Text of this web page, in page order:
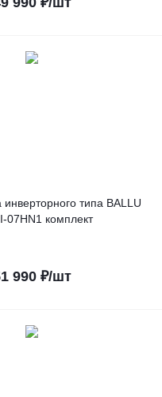
типа BALLU
07HN1 комплект
990₽/шт